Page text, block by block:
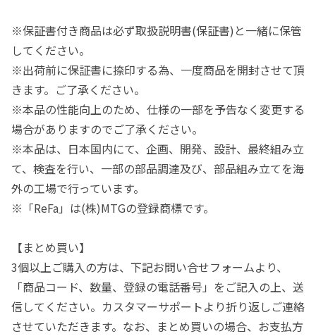
※保証書付き商品は必ず取扱説明書(保証書)と一緒に保管
してください。
※出荷前に保証書に捺印する為、一度商品を開封させて頂
きます。ご了承ください。
※本品の性能向上のため、仕様の一部を予告なく変更する
場合がありますのでご了承ください。
※本品は、日本国内にて、企画、開発、設計、最終組み立
て、検査を行い、一部の部品調達及び、部品組み立てを海
外の工場で行っています。
※「ReFa」は(株)MTGの登録商標です。
【まとめ買い】
3個以上ご購入の方は、下記お問い合せフォームより、
「商品コード、数量、登録の電話番号」をご記入の上、送
信してください。カスタマーサポートより折り返しご連絡
させていただきます。なお、まとめ買いの場合、お支払方